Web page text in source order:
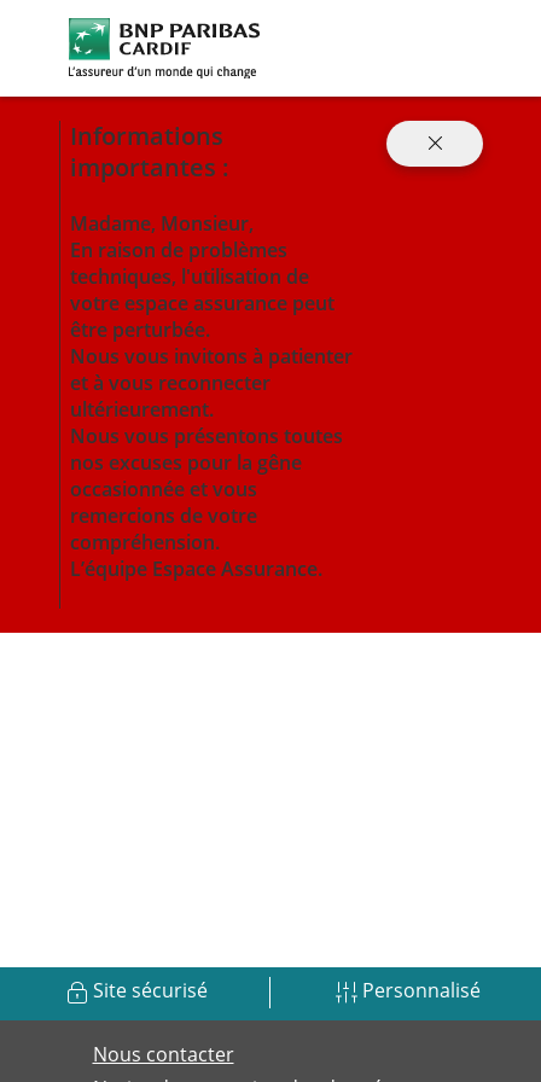
BNP Paribas Cardif (aller à
Informations
importantes :
Madame, Monsieur,
En raison de problèmes
techniques, l'utilisation de
votre espace assurance peut
être perturbée.
Nous vous invitons à patienter
et à vous reconnecter
ultérieurement.
Nous vous présentons toutes
nos excuses pour la gêne
occasionnée et vous
remercions de votre
compréhension.
L’équipe Espace Assurance.
Fermer
Site sécurisé Personnalisé
Nous contacter